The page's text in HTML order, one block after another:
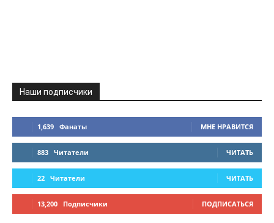
Наши подписчики
1,639 Фанаты МНЕ НРАВИТСЯ
883 Читатели ЧИТАТЬ
22 Читатели ЧИТАТЬ
13,200 Подписчики ПОДПИСАТЬСЯ